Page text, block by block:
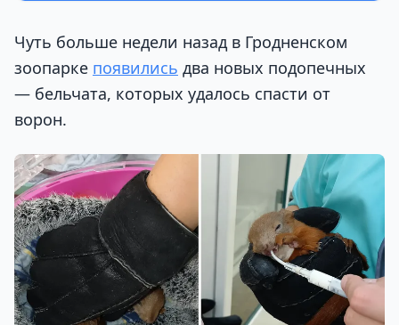
Чуть больше недели назад в Гродненском
зоопарке появились два новых подопечных
— бельчата, которых удалось спасти от
ворон.